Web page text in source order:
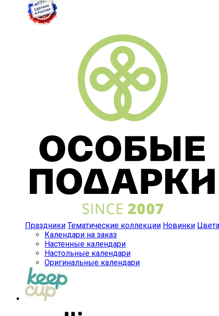
Праздники Тематические коллекции Новинки Цвета
Календари на заказ
Настенные календари
Настольные календари
Оригинальные календари